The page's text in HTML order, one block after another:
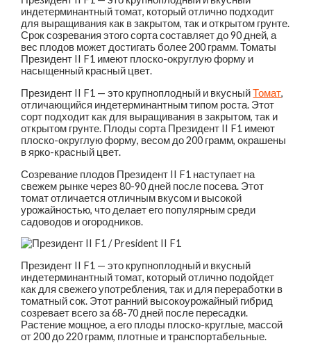
индетерминантный томат, который отлично подходит
для выращивания как в закрытом, так и открытом грунте.
Срок созревания этого сорта составляет до 90 дней, а
вес плодов может достигать более 200 грамм. Томаты
Президент II F1 имеют плоско-округлую форму и
насыщенный красный цвет.
Президент II F1 — это крупноплодный и вкусныйТомат,
отличающийся индетерминантным типом роста. Этот
сорт подходит как для выращивания в закрытом, так и
открытом грунте. Плоды сорта Президент II F1 имеют
плоско-округлую форму, весом до 200 грамм, окрашены
в ярко-красный цвет.
Созревание плодов Президент II F1 наступает на
свежем рынке через 80-90 дней после посева. Этот
томат отличается отличным вкусом и высокой
урожайностью, что делает его популярным среди
садоводов и огородников.
Президент II F1 — это крупноплодный и вкусный
индетерминантный томат, который отлично подойдет
как для свежего употребления, так и для переработки в
томатный сок. Этот ранний высокоурожайный гибрид
созревает всего за 68-70 дней после пересадки.
Растение мощное, а его плоды плоско-круглые, массой
от 200 до 220 грамм, плотные и транспортабельные.